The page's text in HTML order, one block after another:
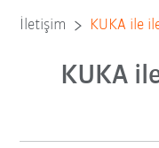
İletişim KUKA ile
KUKA